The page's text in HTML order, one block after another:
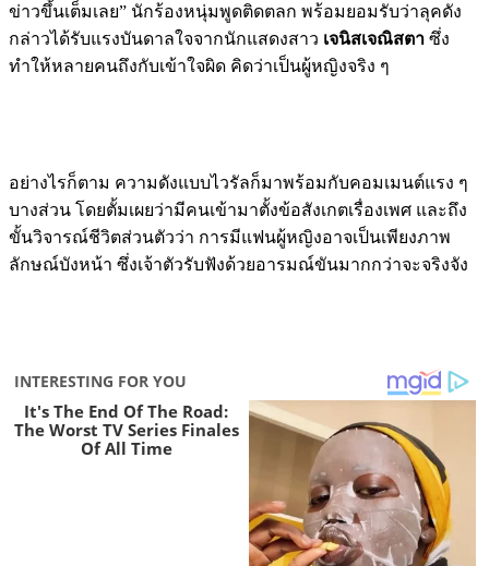
ข่าวขึ้นเต็มเลย” นักร้องหนุ่มพูดติดตลก พร้อมยอมรับว่าลุคดัง
กล่าวได้รับแรงบันดาลใจจากนักแสดงสาว เจนิสเจณิสตา ซึ่ง
ทำให้หลายคนถึงกับเข้าใจผิด คิดว่าเป็นผู้หญิงจริง ๆ
อย่างไรก็ตาม ความดังแบบไวรัลก็มาพร้อมกับคอมเมนต์แรง ๆ
บางส่วน โดยตั้มเผยว่ามีคนเข้ามาตั้งข้อสังเกตเรื่องเพศ และถึง
ขั้นวิจารณ์ชีวิตส่วนตัวว่า การมีแฟนผู้หญิงอาจเป็นเพียงภาพ
ลักษณ์บังหน้า ซึ่งเจ้าตัวรับฟังด้วยอารมณ์ขันมากกว่าจะจริงจัง